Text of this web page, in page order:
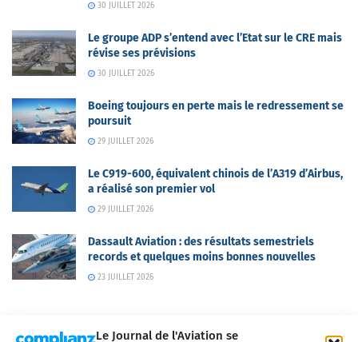
Le Journal de l'Aviation se
30 JUILLET 2026
Le groupe ADP s’entend avec l’Etat sur le CRE mais
révise ses prévisions
30 JUILLET 2026
Boeing toujours en perte mais le redressement se
poursuit
29 JUILLET 2026
Le C919-600, équivalent chinois de l’A319 d’Airbus,
a réalisé son premier vol
29 JUILLET 2026
Dassault Aviation : des résultats semestriels
records et quelques moins bonnes nouvelles
23 JUILLET 2026